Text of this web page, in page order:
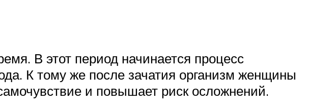
В этот период начинается процесс
К тому же после зачатия организм женщины
и повышает риск осложнений.